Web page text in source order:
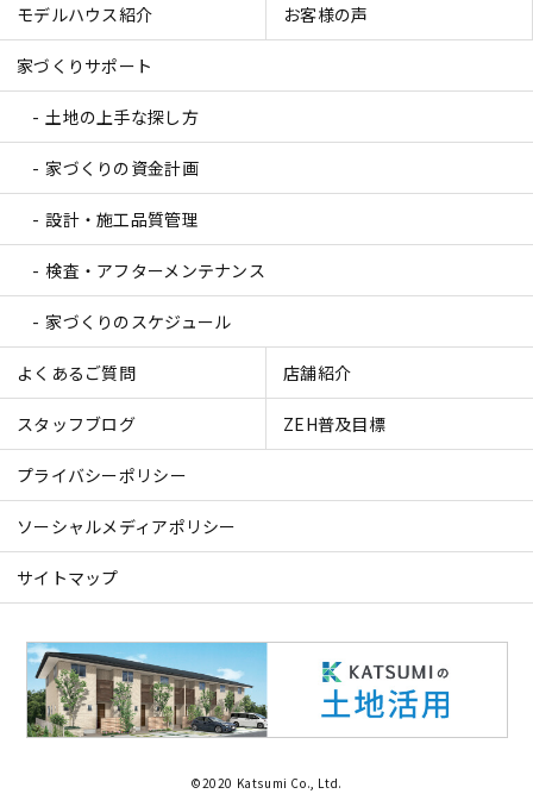
モデルハウス紹介 お客様の声
家づくりサポート
土地の上手な探し方
家づくりの資金計画
設計・施工品質管理
検査・アフターメンテナンス
家づくりのスケジュール
よくあるご質問 店舗紹介
スタッフブログ ZEH普及目標
プライバシーポリシー
ソーシャルメディアポリシー
サイトマップ
©2020 Katsumi Co., Ltd.